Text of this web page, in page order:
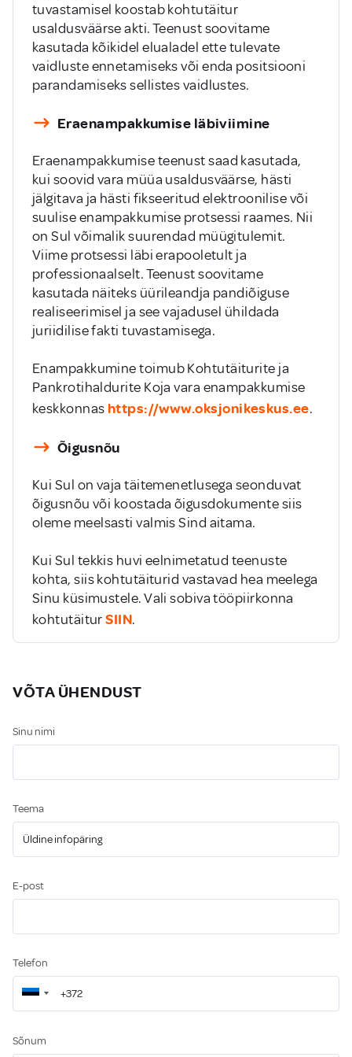
tuvastamisel koostab kohtutäitur
usaldusväärse akti. Teenust soovitame
kasutada kõikidel elualadel ette tulevate
vaidluste ennetamiseks või enda positsiooni
parandamiseks sellistes vaidlustes.
Eraenampakkumise läbiviimine
Eraenampakkumise teenust saad kasutada,
kui soovid vara müüa usaldusväärse, hästi
jälgitava ja hästi fikseeritud elektroonilise või
suulise enampakkumise protsessi raames. Nii
on Sul võimalik suurendad müügitulemit.
Viime protsessi läbi erapooletult ja
professionaalselt. Teenust soovitame
kasutada näiteks üürileandja pandiõiguse
realiseerimisel ja see vajadusel ühildada
juriidilise fakti tuvastamisega.
Enampakkumine toimub Kohtutäiturite ja
Pankrotihaldurite Koja vara enampakkumise
keskkonnas https://www.oksjonikeskus.ee.
Õigusnõu
Kui Sul on vaja täitemenetlusega seonduvat
õigusnõu või koostada õigusdokumente siis
oleme meelsasti valmis Sind aitama.
Kui Sul tekkis huvi eelnimetatud teenuste
kohta, siis kohtutäiturid vastavad hea meelega
Sinu küsimustele. Vali sobiva tööpiirkonna
kohtutäiturSIIN.
VÕTA ÜHENDUST
Sinu nimi
Teema
E-post
Telefon
Sõnum